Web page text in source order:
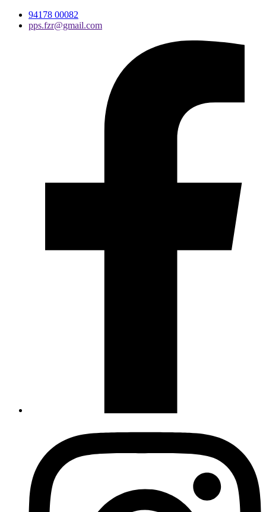
94178 00082
pps.fzr@gmail.com